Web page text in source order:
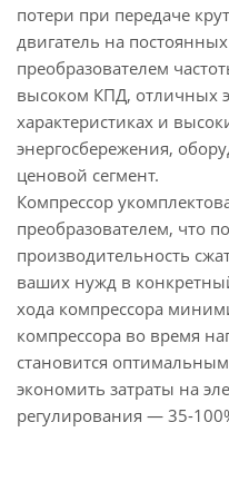
потери при передаче
двигатель на
преобразователем
высоком КПД, отличных
характеристиках и
энергосбережения,
ценовой сегмент.
Компрессор
преобразователем, что
производительность
ваших нужд в
хода компрессора
компрессора во время
становится
экономить затраты на
регулирования — 35-